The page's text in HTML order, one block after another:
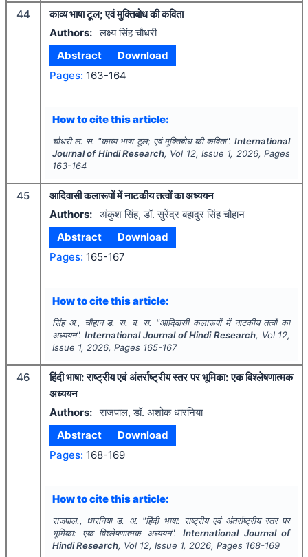
44
काव्य भाषा टूल; एवं मुक्तिबोध की कविता
Authors: लक्ष्य सिंह चौधरी
Abstract
Download
Pages: 163-164
How to cite this article:
चौधरी ल. स. "काव्य भाषा टूल; एवं मुक्तिबोध की कविता".International
Journal of Hindi Research, Vol 12, Issue 1, 2026, Pages
163-164
45
आदिवासी कलारूपों में नाटकीय तत्वों का अध्ययन
Authors: अंकुश सिंह, डॉ. सुरेंद्र बहादुर सिंह चौहान
Abstract
Download
Pages: 165-167
How to cite this article:
सिंह अ., चौहान ड. स. ब. स. "आदिवासी कलारूपों में नाटकीय तत्वों का
अध्ययन".International Journal of Hindi Research, Vol 12,
Issue 1, 2026, Pages 165-167
46
हिंदी भाषा: राष्ट्रीय एवं अंतर्राष्ट्रीय स्तर पर भूमिका: एक विश्लेषणात्मक
अध्ययन
Authors: राजपाल, डॉ. अशोक धारनिया
Abstract
Download
Pages: 168-169
How to cite this article:
राजपाल., धारनिया ड. अ. "हिंदी भाषा: राष्ट्रीय एवं अंतर्राष्ट्रीय स्तर पर
भूमिका: एक विश्लेषणात्मक अध्ययन". International Journal of
Hindi Research, Vol 12, Issue 1, 2026, Pages 168-169